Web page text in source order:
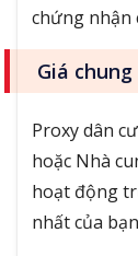
chứng nhận
Giá
Proxy dân
hoặc Nhà
hoạt động
nhất của